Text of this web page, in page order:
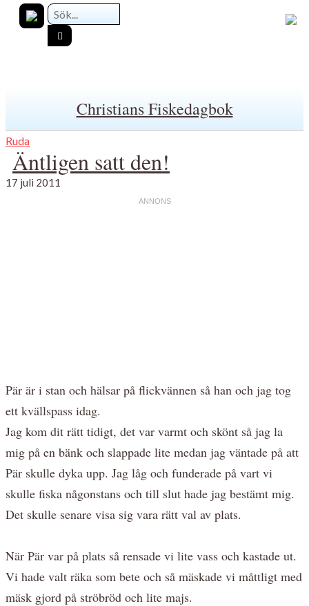
Christians Fiskedagbok
Ruda
Äntligen satt den!
17 juli 2011
Pär är i stan och hälsar på flickvännen så han och jag tog
ett kvällspass idag.
Jag kom dit rätt tidigt, det var varmt och skönt så jag la
mig på en bänk och slappade lite medan jag väntade på att
Pär skulle dyka upp. Jag låg och funderade på vart vi
skulle fiska någonstans och till slut hade jag bestämt mig.
Det skulle senare visa sig vara rätt val av plats.
När Pär var på plats så rensade vi lite vass och kastade ut.
Vi hade valt räka som bete och så mäskade vi måttligt med
mäsk gjord på ströbröd och lite majs.